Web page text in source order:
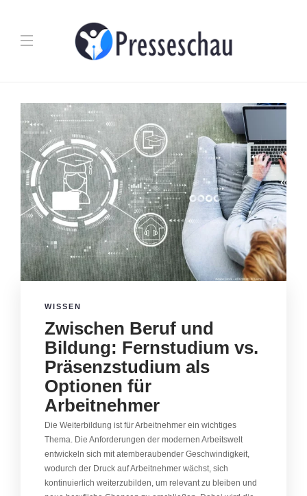
WISSEN
Zwischen Beruf und
Bildung: Fernstudium vs.
Präsenzstudium als
Optionen für
Arbeitnehmer
Die Weiterbildung ist für Arbeitnehmer ein wichtiges
Thema. Die Anforderungen der modernen Arbeitswelt
entwickeln sich mit atemberaubender Geschwindigkeit,
wodurch der Druck auf Arbeitnehmer wächst, sich
kontinuierlich weiterzubilden, um relevant zu bleiben und